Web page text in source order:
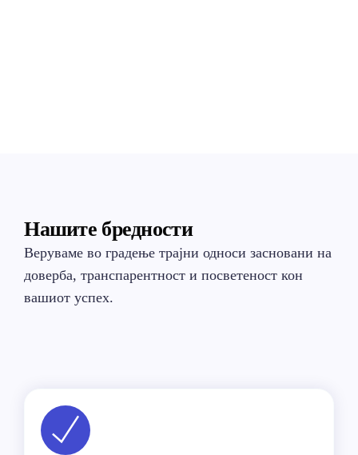
Нашите бредности
Веруваме во градење трајни односи засновани на
доверба, транспарентност и посветеност кон
вашиот успех.